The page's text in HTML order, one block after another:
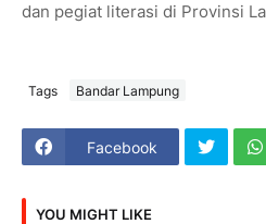
dan pegiat literasi di Provinsi
Tags Bandar Lampung
Facebook
YOU MIGHT LIKE